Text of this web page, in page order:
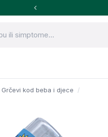
Grčevi kod beba i djece